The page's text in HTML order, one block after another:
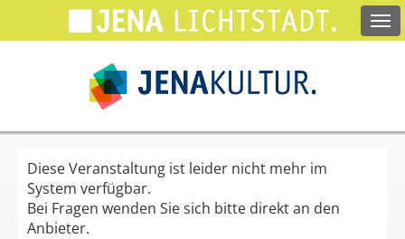
zum
Diese Veranstaltung ist leider nicht mehr im
System verfügbar.
Bei Fragen wenden Sie sich bitte direkt an den
Anbieter.